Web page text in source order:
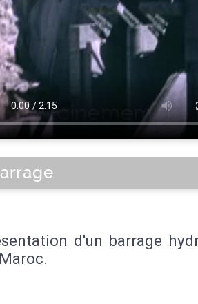
d'un barrage